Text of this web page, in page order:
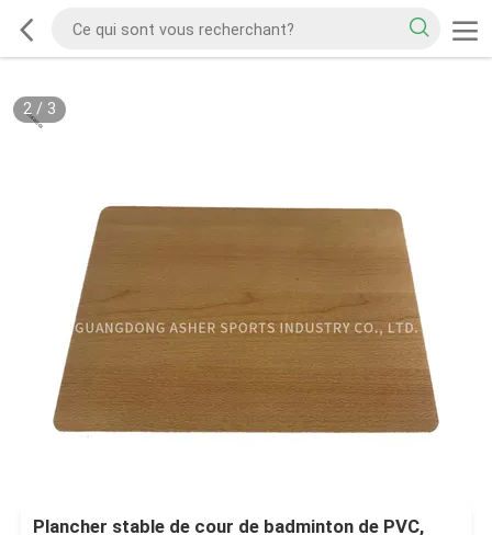
2/ 3
Plancher stable de cour de badminton de PVC,